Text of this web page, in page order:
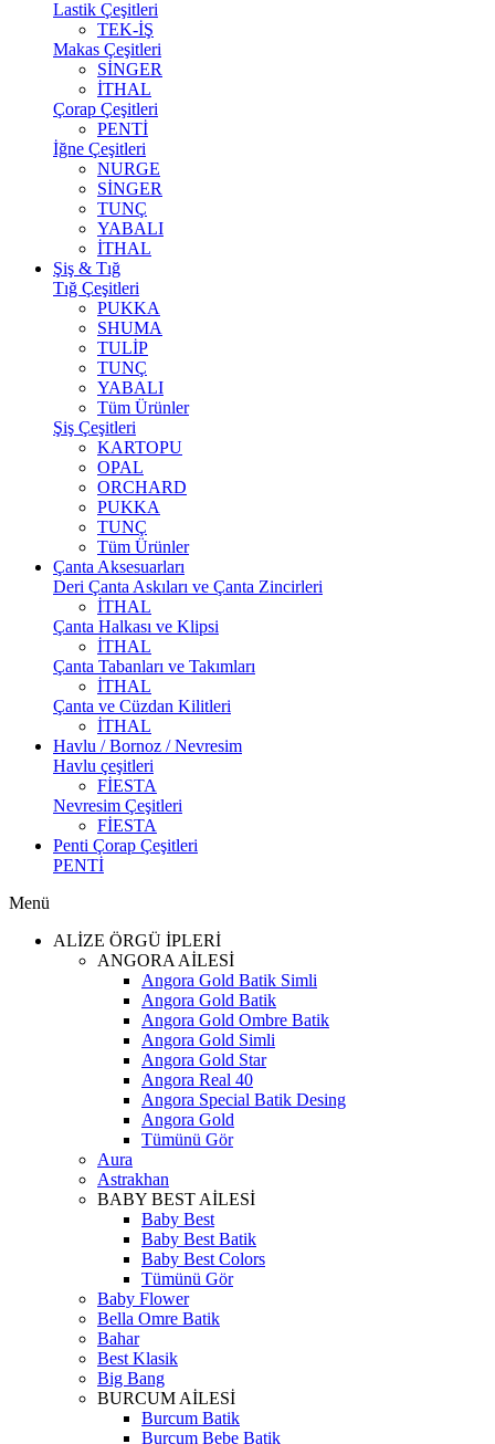
Lastik Çeşitleri
TEK-İŞ
Makas Çeşitleri
SİNGER
İTHAL
Çorap Çeşitleri
PENTİ
İğne Çeşitleri
NURGE
SİNGER
TUNÇ
YABALI
İTHAL
Şiş & Tığ
Tığ Çeşitleri
PUKKA
SHUMA
TULİP
TUNÇ
YABALI
Tüm Ürünler
Şiş Çeşitleri
KARTOPU
OPAL
ORCHARD
PUKKA
TUNÇ
Tüm Ürünler
Çanta Aksesuarları
Deri Çanta Askıları ve Çanta Zincirleri
İTHAL
Çanta Halkası ve Klipsi
İTHAL
Çanta Tabanları ve Takımları
İTHAL
Çanta ve Cüzdan Kilitleri
İTHAL
Havlu / Bornoz / Nevresim
Havlu çeşitleri
FİESTA
Nevresim Çeşitleri
FİESTA
Penti Çorap Çeşitleri
PENTİ
Menü
ALİZE ÖRGÜ İPLERİ
ANGORA AİLESİ
Angora Gold Batik Simli
Angora Gold Batik
Angora Gold Ombre Batik
Angora Gold Simli
Angora Gold Star
Angora Real 40
Angora Special Batik Desing
Angora Gold
Tümünü Gör
Aura
Astrakhan
BABY BEST AİLESİ
Baby Best
Baby Best Batik
Baby Best Colors
Tümünü Gör
Baby Flower
Bella Omre Batik
Bahar
Best Klasik
Big Bang
BURCUM AİLESİ
Burcum Batik
Burcum Bebe Batik